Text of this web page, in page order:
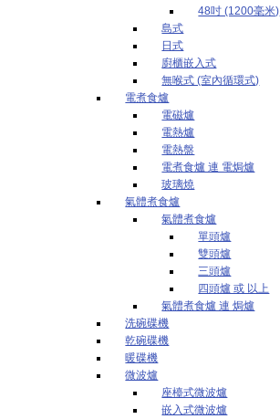
48吋 (1200毫米)
島式
日式
廚櫃嵌入式
無喉式 (室內循環式)
電煮食爐
電磁爐
電熱爐
電熱盤
電煮食爐 連 電焗爐
玻璃燒
氣體煮食爐
氣體煮食爐
單頭爐
雙頭爐
三頭爐
四頭爐 或 以上
氣體煮食爐 連 焗爐
洗碗碟機
乾碗碟機
暖碟機
微波爐
座檯式微波爐
嵌入式微波爐